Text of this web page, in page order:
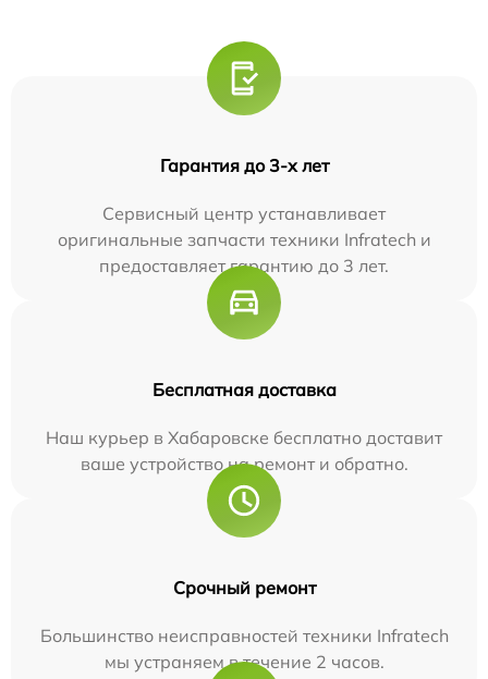
Гарантия до 3-х лет
Сервисный центр устанавливает
оригинальные запчасти техники Infratech и
предоставляет гарантию до 3 лет.
Бесплатная доставка
Наш курьер в Хабаровске бесплатно доставит
ваше устройство на ремонт и обратно.
Срочный ремонт
Большинство неисправностей техники Infratech
мы устраняем в течение 2 часов.